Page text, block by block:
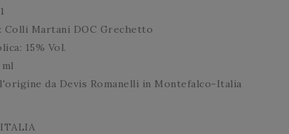
Colli Martani DOC Grechetto
15% Vol.
da Devis Romanelli in Montefalco-Italia